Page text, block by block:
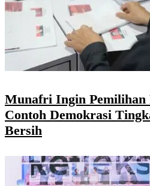
Munafri Ingin Pemilihan
Contoh Demokrasi
Bersih